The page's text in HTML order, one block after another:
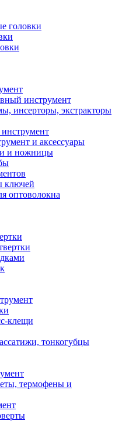
головки
инструмент
инсерторы, экстракторы
и аксессуары
и ножницы
ключей
оптоволокна
клещи
тонкогубцы
термофены и